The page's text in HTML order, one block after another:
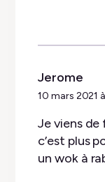
Jerome
10 mars 2021
Je viens de
c’est plus
un wok à